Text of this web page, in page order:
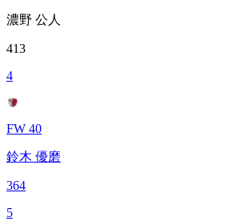
濃野 公人
413
4
FW 40
鈴木 優磨
364
5